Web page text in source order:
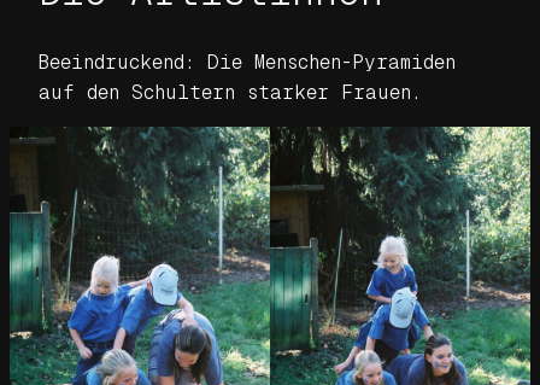
Beeindruckend: Die Menschen-Pyramiden
auf den Schultern starker Frauen.